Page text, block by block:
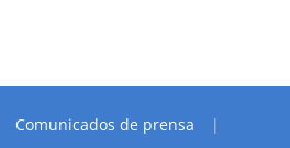
Comunicados de prensa